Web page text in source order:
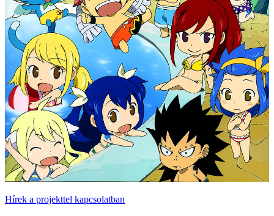
Hírek a projekttel kapcsolatban